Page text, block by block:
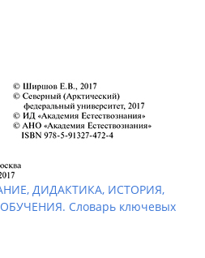
ДИДАКТИКА, ИСТОРИЯ,
Словарь ключевых